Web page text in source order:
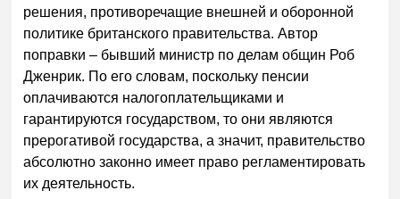
решения, противоречащие внешней и оборонной
политике британского правительства. Автор
поправки – бывший министр по делам общин Роб
Дженрик. По его словам, поскольку пенсии
оплачиваются налогоплательщиками и
гарантируются государством, то они являются
прерогативой государства, а значит, правительство
абсолютно законно имеет право регламентировать
их деятельность.